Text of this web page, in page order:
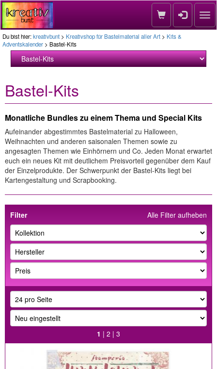
Du bist hier:kreativbunt > Kreativshop für Bastelmaterial aller Art > Kits &
Adventskalender > Bastel-Kits
Bastel-Kits
Monatliche Bundles zu einem Thema und Special Kits
Aufeinander abgestimmtes Bastelmaterial zu Halloween,
Weihnachten und anderen saisonalen Themen sowie zu
angesagten Themen wie Einhörnern und Co. Jeden Monat erwartet
euch ein neues Kit mit deutlichem Preisvorteil gegenüber dem Kauf
der Einzelprodukte. Der Schwerpunkt der Bastel-Kits liegt bei
Kartengestaltung und Scrapbooking.
Alle Filter aufheben
Filter
1 | 2 | 3